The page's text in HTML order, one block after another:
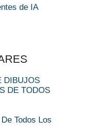
de IA
DIBUJOS
DE TODOS
Todos Los